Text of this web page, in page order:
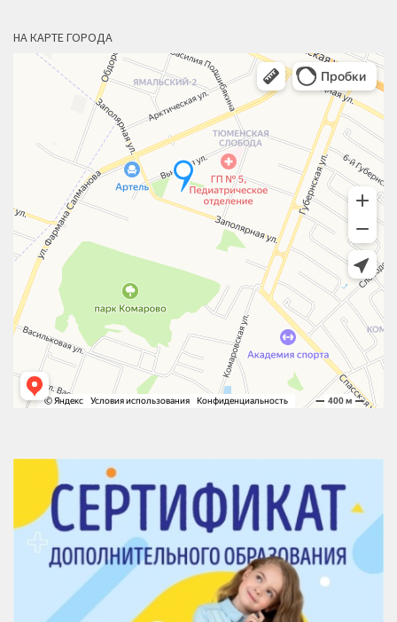
НА КАРТЕ ГОРОДА